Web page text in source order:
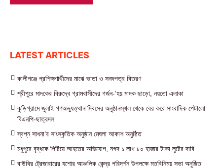
LATEST ARTICLES
কালীগঞ্জে প্রশিক্ষণার্থীদের মাঝে ভাতা ও সনদপত্র বিতরণ
শ্রীপুরে মাদকের বিরুদ্ধে গ্রামবাসীদের গর্জন-‘হয় মাদক ছাড়ো, নয়তো এলাকা
কুড়িগ্রামে জুলাই গণঅভ্যুত্থান দিবসের অনুষ্ঠানস্থল থেকে বের করে সাংবাদিক পেটালো
বিএনপি-ছাত্রদল
স্বপ্ন সাধনা’র সাংস্কৃতিক অনুষ্ঠান মেঘলা আকাশ অনুষ্ঠিত
মধুপুরে বৃদ্ধকে পিটিয়ে আহতের অভিযোগ, নগদ ১ লাখ ৮০ হাজার টাকা লুটের দাবি
বাউবির ট্রেজারারের যশোর আঞ্চলিক কেন্দ্র পরিদর্শন উপলক্ষে মতবিনিময় সভা অনুষ্ঠিত